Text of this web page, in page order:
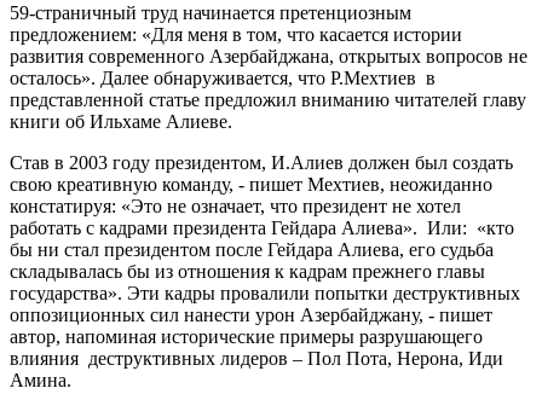
59-страничный труд начинается претенциозным
предложением: «Для меня в том, что касается истории
развития современного Азербайджана, открытых вопросов не
осталось». Далее обнаруживается, что Р.Мехтиев в
представленной статье предложил вниманию читателей главу
книги об Ильхаме Алиеве.
Став в 2003 году президентом, И.Алиев должен был создать
свою креативную команду, - пишет Мехтиев, неожиданно
констатируя: «Это не означает, что президент не хотел
работать с кадрами президента Гейдара Алиева». Или: «кто
бы ни стал президентом после Гейдара Алиева, его судьба
складывалась бы из отношения к кадрам прежнего главы
государства». Эти кадры провалили попытки деструктивных
оппозиционных сил нанести урон Азербайджану, - пишет
автор, напоминая исторические примеры разрушающего
влияния деструктивных лидеров – Пол Пота, Нерона, Иди
Амина.